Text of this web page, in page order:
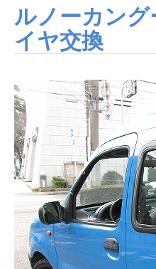
ルノーカン
イヤ交換